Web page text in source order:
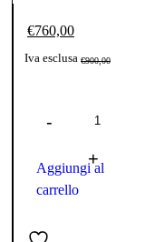
€900,00
Il
€900,00.
€760,00
Il
€760,00.
Iva esclusa
Aggiungi al
carrello